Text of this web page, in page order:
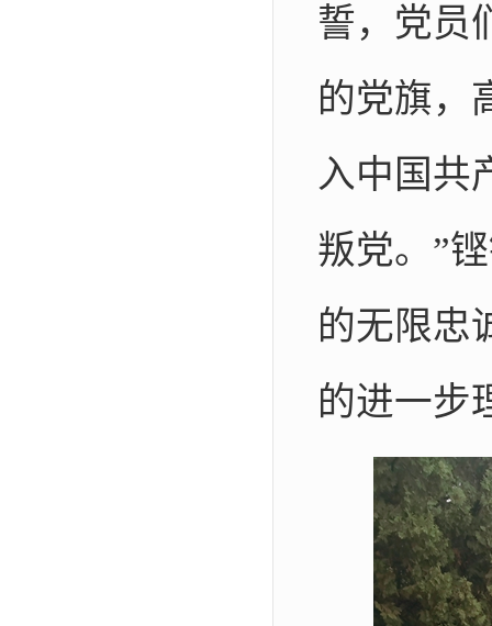
誓，党员
的党旗，
入中国共
叛党。”
的无限忠
的进一步